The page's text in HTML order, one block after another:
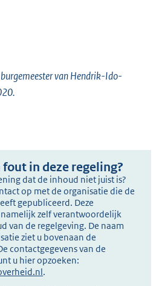
van Hendrik-Ido-
fout in deze regeling?
dat de inhoud niet juist is?
op met de organisatie die de
gepubliceerd. Deze
zelf verantwoordelijk
van de regelgeving. De naam
ziet u bovenaan de
contactgegevens van de
u hier opzoeken:
.